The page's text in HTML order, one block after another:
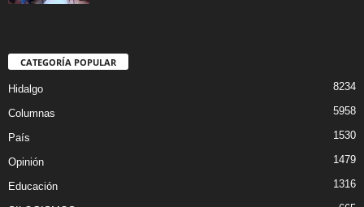
CATEGORÍA POPULAR
Hidalgo 8234
Columnas 5958
País 1530
Opinión 1479
Educación 1316